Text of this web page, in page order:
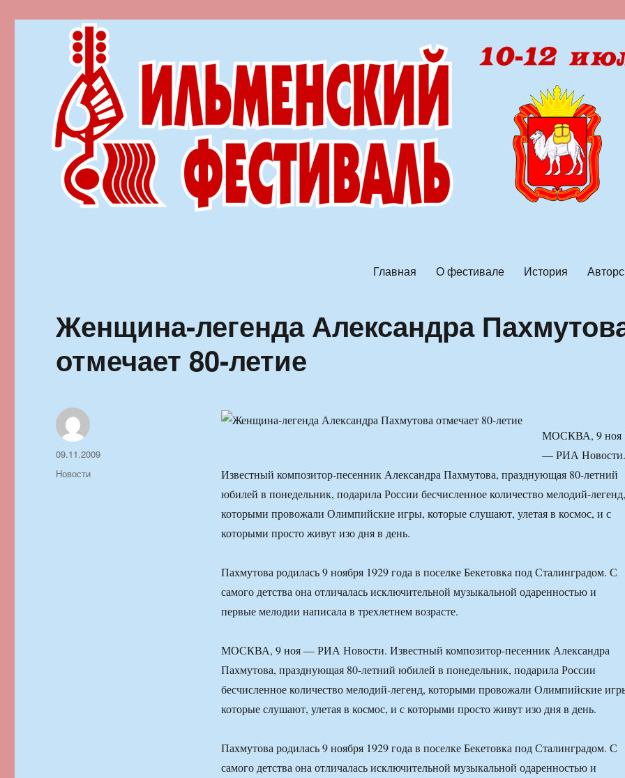
Главная О фестивале История
Женщина-легенда Александра
отмечает 80-летие
МОСКВА, 9 ноя
— РИА Новости.
Известный композитор-песенник Александра Пахмутова, празднующая 80-летний
юбилей в понедельник, подарила России бесчисленное количество мелодий-легенд,
которыми провожали Олимпийские игры, которые слушают, улетая в космос, и с
которыми просто живут изо дня в день.
Пахмутова родилась 9 ноября 1929 года в поселке Бекетовка под Сталинградом. С
самого детства она отличалась исключительной музыкальной одаренностью и
первые мелодии написала в трехлетнем возрасте.
МОСКВА, 9 ноя — РИА Новости. Известный композитор-песенник Александра
Пахмутова, празднующая 80-летний юбилей в понедельник, подарила России
бесчисленное количество мелодий-легенд, которыми провожали Олимпийские
которые слушают, улетая в космос, и с которыми просто живут изо дня в день.
Пахмутова родилась 9 ноября 1929 года в поселке Бекетовка под Сталинградом. С
самого детства она отличалась исключительной музыкальной одаренностью и
Автор
Опубликовано
09.11.2009
Рубрики
Новости